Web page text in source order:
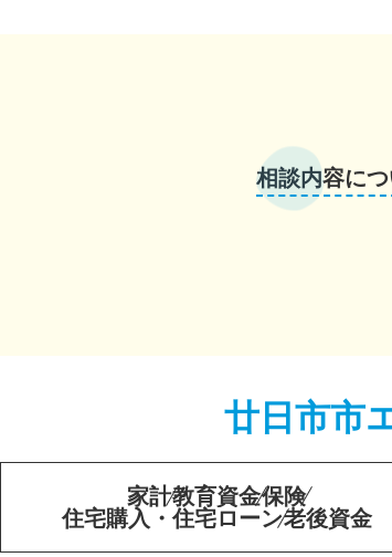
相談内容に
廿日市市
家計教育資金保険
住宅購入・住宅ローン老後資金